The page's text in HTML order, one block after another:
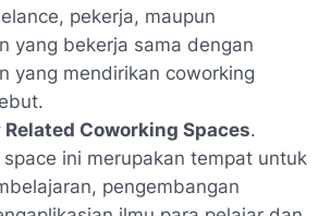
pekerja, maupun
yang bekerja sama dengan
yang mendirikan coworking
Coworking Spaces.
space ini merupakan tempat untuk
pengembangan